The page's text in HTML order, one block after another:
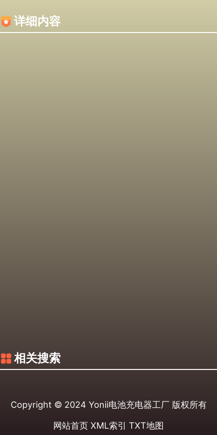
详细内容
相关搜索
Copyright © 2024 Yonii电池充电器工厂版权所有
网站首页 XML索引 TXT地图